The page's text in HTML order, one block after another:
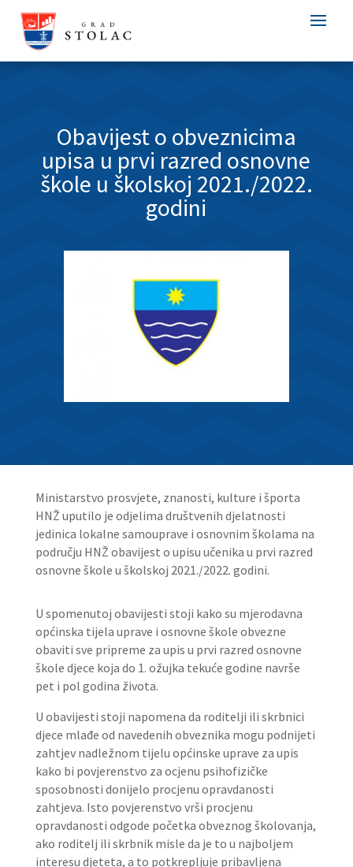
Obavijest o obveznicima
upisa u prvi razred osnovne
škole u školskoj 2021./2022.
godini
Ministarstvo prosvjete, znanosti, kulture i športa
HNŽ uputilo je odjelima društvenih djelatnosti
jedinica lokalne samouprave i osnovnim školama na
području HNŽ obavijest o upisu učenika u prvi razred
osnovne škole u školskoj 2021./2022. godini.
U spomenutoj obavijesti stoji kako su mjerodavna
općinska tijela uprave i osnovne škole obvezne
obaviti sve pripreme za upis u prvi razred osnovne
škole djece koja do 1. ožujka tekuće godine navrše
pet i pol godina života.
U obavijesti stoji napomena da roditelji ili skrbnici
djece mlađe od navedenih obveznika mogu podnijeti
zahtjev nadležnom tijelu općinske uprave za upis
kako bi povjerenstvo za ocjenu psihofizičke
sposobnosti donijelo procjenu opravdanosti
zahtjeva. Isto povjerenstvo vrši procjenu
opravdanosti odgode početka obveznog školovanja,
ako roditelj ili skrbnik misle da je to u najboljem
interesu djeteta, a to potkrepljuje pribavljena